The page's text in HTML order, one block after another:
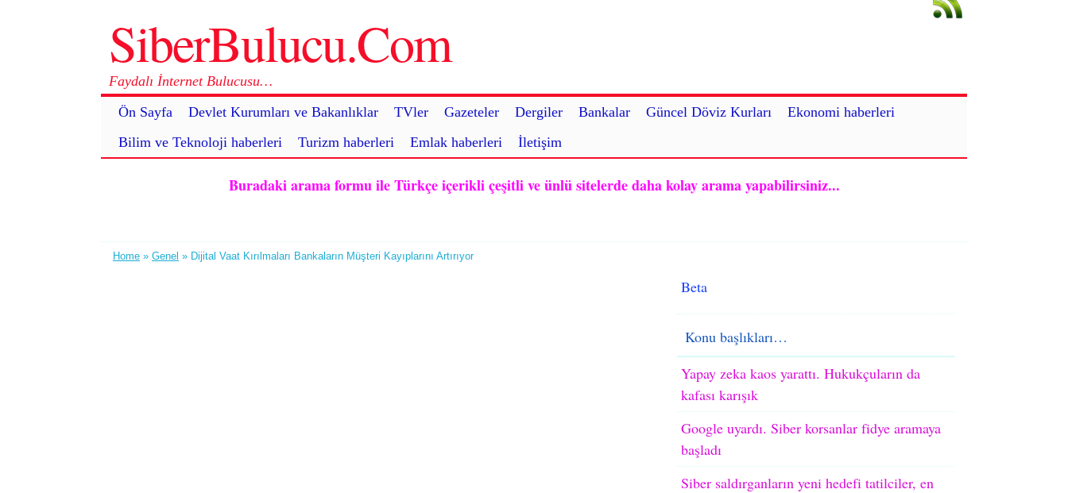
SiberBulucu.Com
Faydalı İnternet Bulucusu…
Ön Sayfa
Devlet Kurumları ve Bakanlıklar TVler Gazeteler Dergiler Bankalar Güncel Döviz Kurları
Ekonomi haberleri
Bilim ve Teknoloji haberleri
Turizm haberleri Emlak haberleri İletişim
Buradaki arama formu ile Türkçe içerikli çeşitli ve ünlü sitelerde daha kolay arama yapabilirsiniz...
Home » Genel » Dijital Vaat Kırılmaları Bankaların Müşteri Kayıplarını Artırıyor
Beta
Konu başlıkları…
Yapay zeka kaos yarattı. Hukukçuların da
kafası karışık
Google uyardı. Siber korsanlar fidye aramaya
başladı
Siber saldırganların yeni hedefi tatilciler, en